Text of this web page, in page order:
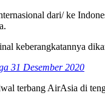
dari/ ke
keberangkatannya
31 Desember 2020
terbang AirAsia di